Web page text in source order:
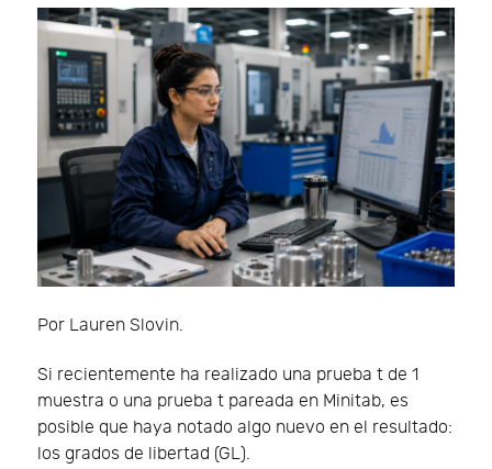
Por Lauren Slovin.
Si recientemente ha realizado una prueba t de 1
muestra o una prueba t pareada en Minitab, es
posible que haya notado algo nuevo en el resultado:
los grados de libertad (GL).